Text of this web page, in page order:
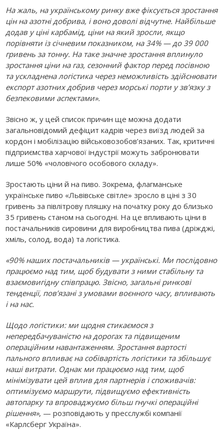
На жаль, на українському ринку вже фіксується зростання
цін на азотні добрива, і воно доволі відчутне. Найбільше
додав у ціні карбамід, ціни на який зросли, якщо
порівняти із січневим показником, на 34% — до 39 000
гривень за тонну. На таке значне зростання вплинуло
зростання ціни на газ, сезонний фактор перед посівною
та ускладнена логістика через неможливість здійснювати
експорт азотних добрив через морські порти у зв’язку з
безпековими аспектами».
Звісно ж, у цей список причин ще можна додати
загальновідомий дефіцит кадрів через виїзд людей за
кордон і мобілізацію військовозобов’язаних. Так, критичні
підприємства харчової індустрії можуть забронювати
лише 50% «чоловічого особового складу».
Зростають ціни й на пиво. Зокрема, флагманське
українське пиво «Львівське світле» зросло в ціні з 30
гривень за півлітрову пляшку на початку року до близько
35 гривень станом на сьогодні. На це впливають ціни в
постачальників сировини для виробництва пива (дріжджі,
хміль, солод, вода) та логістика.
«90% наших постачальників — українські. Ми послідовно
працюємо над тим, щоб будувати з ними стабільну та
взаємовигідну співпрацю. Звісно, загальні ринкові
тенденції, пов’язані з умовами воєнного часу, впливають
і на нас.
Щодо логістики: ми щодня стикаємося з
непередбачуваністю на дорогах та підвищеним
операційним навантаженням. Зростання вартості
пального впливає на собівартість логістики та збільшує
наші витрати. Однак ми працюємо над тим, щоб
мінімізувати цей вплив для партнерів і споживачів:
оптимізуємо маршрути, підвищуємо ефективність
автопарку та впроваджуємо більш гнучкі операційні
рішення», — розповідають у пресслужбі компанії
«Карлсберг Україна».